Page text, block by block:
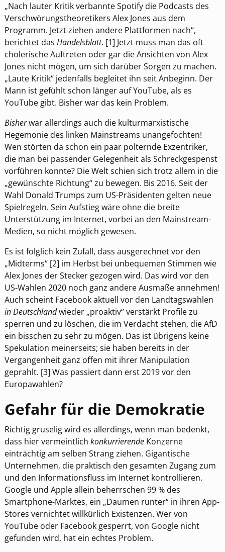
„Nach lauter Kritik verbannte Spotify die Podcasts des
Verschwörungstheoretikers Alex Jones aus dem
Programm. Jetzt ziehen andere Plattformen nach“,
berichtet das Handelsblatt. [1] Jetzt muss man das oft
cholerische Auftreten oder gar die Ansichten von Alex
Jones nicht mögen, um sich darüber Sorgen zu machen.
„Laute Kritik“ jedenfalls begleitet ihn seit Anbeginn. Der
Mann ist gefühlt schon länger auf YouTube, als es
YouTube gibt. Bisher war das kein Problem.
Bisherwar allerdings auch die kulturmarxistische
Hegemonie des linken Mainstreams unangefochten!
Wen störten da schon ein paar polternde Exzentriker,
die man bei passender Gelegenheit als Schreckgespenst
vorführen konnte? Die Welt schien sich trotz allem in die
„gewünschte Richtung“ zu bewegen. Bis 2016. Seit der
Wahl Donald Trumps zum US-Präsidenten gelten neue
Spielregeln. Sein Aufstieg wäre ohne die breite
Unterstützung im Internet, vorbei an den Mainstream-
Medien, so nicht möglich gewesen.
Es ist folglich kein Zufall, dass ausgerechnet vor den
„Midterms“ [2] im Herbst bei unbequemen Stimmen wie
Alex Jones der Stecker gezogen wird. Das wird vor den
US-Wahlen 2020 noch ganz andere Ausmaße annehmen!
Auch scheint Facebook aktuell vor den Landtagswahlen
in Deutschlandwieder „proaktiv“ verstärkt Profile zu
sperren und zu löschen, die im Verdacht stehen, die AfD
ein bisschen zu sehr zu mögen. Das ist übrigens keine
Spekulation meinerseits; sie haben bereits in der
Vergangenheit ganz offen mit ihrer Manipulation
geprahlt. [3] Was passiert dann erst 2019 vor den
Europawahlen?
Gefahr für die Demokratie
Richtig gruselig wird es allerdings, wenn man bedenkt,
dass hier vermeintlich konkurrierendeKonzerne
einträchtig am selben Strang ziehen. Gigantische
Unternehmen, die praktisch den gesamten Zugang zum
und den Informationsfluss im Internet kontrollieren.
Google und Apple allein beherrschen 99 % des
Smartphone-Marktes, ein „Daumen runter“ in ihren App-
Stores vernichtet willkürlich Existenzen. Wer von
YouTube oder Facebook gesperrt, von Google nicht
gefunden wird, hat ein echtes Problem.